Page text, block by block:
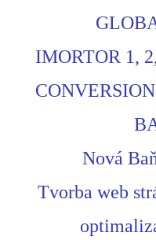
IMORTOR 1,
Nová
Tvorba web